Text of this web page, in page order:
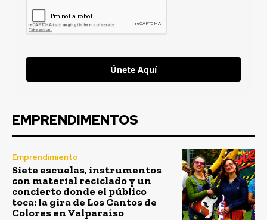
Únete Aquí
EMPRENDIMENTOS
Emprendimiento
Siete escuelas, instrumentos
con material reciclado y un
concierto donde el público
toca: la gira de Los Cantos de
Colores en Valparaíso